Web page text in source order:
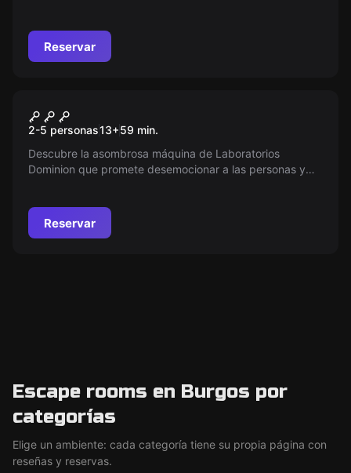
misterio que cambiará el destino del mundo?
Reservar
Laboratorio X96
2-5 personas13+59 min.
Descubre la asombrosa máquina de Laboratorios
Dominion que promete desemocionar a las personas y
Reservar
Escape rooms en Burgos por
categorías
Elige un ambiente: cada categoría tiene su propia página con
reseñas y reservas.